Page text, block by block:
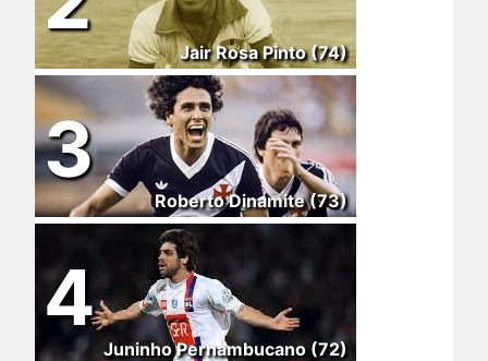
Jair Rosa Pinto (74)
3
Roberto Dinamite (73)
4
Juninho Pernambucano (72)